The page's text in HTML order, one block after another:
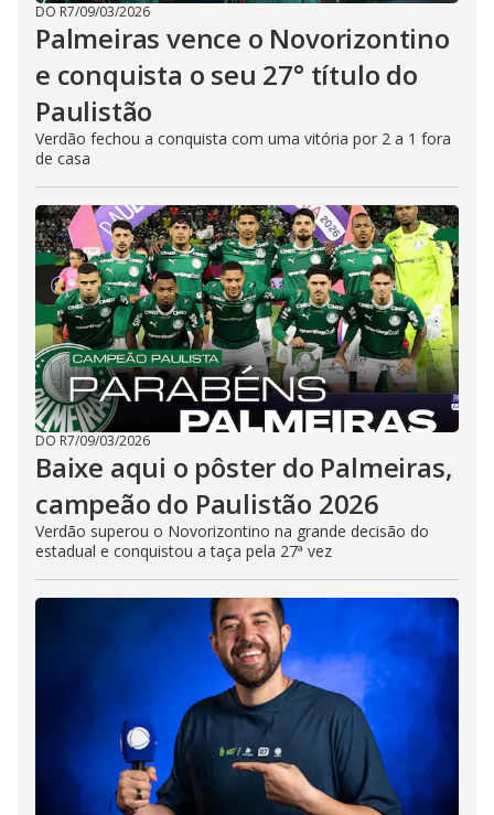
DO R7/09/03/2026
Palmeiras vence o Novorizontino
e conquista o seu 27° título do
Paulistão
Verdão fechou a conquista com uma vitória por 2 a 1 fora
de casa
DO R7/09/03/2026
Baixe aqui o pôster do Palmeiras,
campeão do Paulistão 2026
Verdão superou o Novorizontino na grande decisão do
estadual e conquistou a taça pela 27ª vez